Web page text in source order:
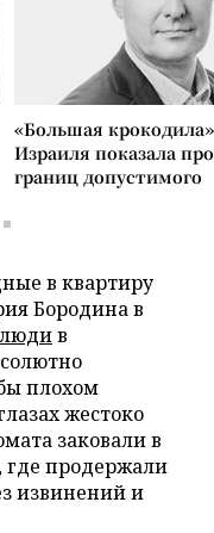
«Большая
Израиля показала
границ допустимого
в квартиру
Бородина в
в
плохом
жестоко
заковали в
где продержали
извинений и